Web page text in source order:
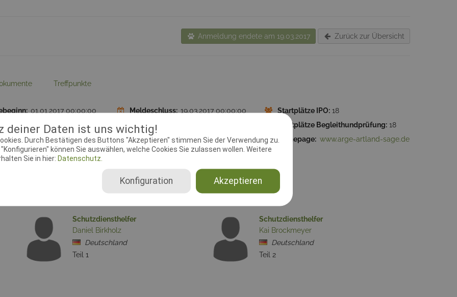
deiner Daten ist uns wichtig!
Durch Bestätigen des Buttons "Akzeptieren" stimmen Sie der Verwendung zu.
können Sie auswählen, welche Cookies Sie zulassen wollen. Weitere
Sie in hier: Datenschutz.
Akzeptieren
Konfiguration
Anmeldung endete am 19.03.2017 Zurück zur Übersicht
Treffpunkte
01.01.2017 00:00:00 Meldeschluss: 19.03.2017 00:00:00 Startplätze IPO: 18
FCI-SPr:18 Startplätze FCI-FPr: Startplätze Begleithundprüfung: 18
Verein: Hunde-Sport-
e.V., 9-1-46
Adresse: Sager Strasse 41, 26197 Sage Homepage: www.arge-artland-sage.de
Schutzdiensthelfer
Daniel Birkholz
Deutschland
Teil 1
Schutzdiensthelfer
Kai Brockmeyer
Deutschland
Teil 2